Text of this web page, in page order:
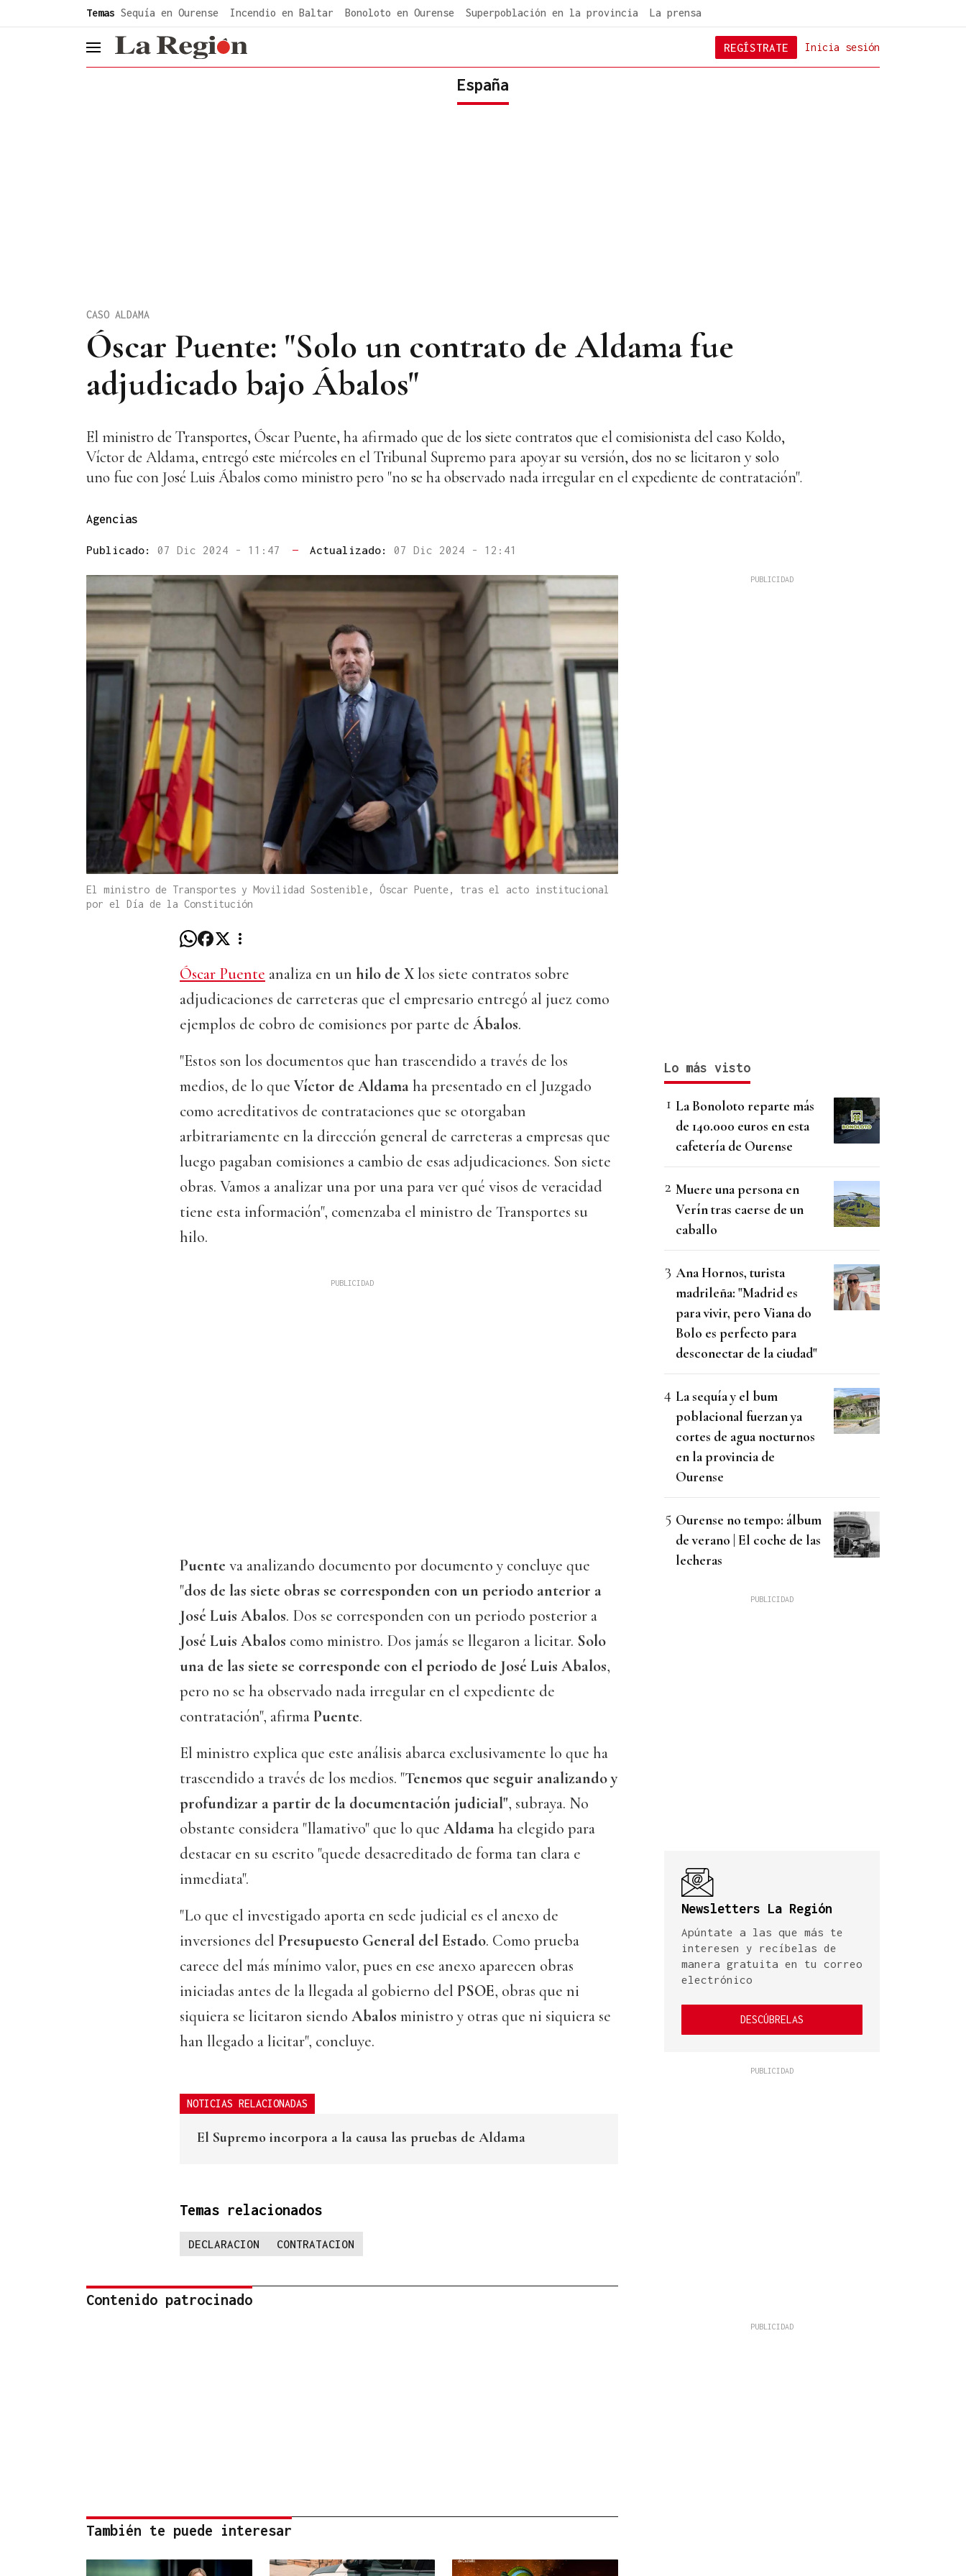
Temas Sequía en Ourense Incendio en Baltar Bonoloto en Ourense Superpoblación en la provincia La prensa
header.menu.open Inicia sesión
REGÍSTRATE
España
Óscar Puente: "Solo un contrato de Aldama fue
adjudicado bajo Ábalos"
CASO ALDAMA
El ministro de Transportes, Óscar Puente, ha afirmado que de los siete contratos que el comisionista del caso Koldo,
Víctor de Aldama, entregó este miércoles en el Tribunal Supremo para apoyar su versión, dos no se licitaron y solo
uno fue con José Luis Ábalos como ministro pero "no se ha observado nada irregular en el expediente de contratación".
Agencias
Publicado: 07 Dic 2024 - 11:47 — Actualizado: 07 Dic 2024 - 12:41
El ministro de Transportes y Movilidad Sostenible, Óscar Puente, tras el acto institucional
por el Día de la Constitución
Óscar Puente analiza en un hilo de Xlos siete contratos sobre
adjudicaciones de carreteras que el empresario entregó al juez como
ejemplos de cobro de comisiones por parte de Ábalos.
"Estos son los documentos que han trascendido a través de los
medios, de lo que Víctor de Aldamaha presentado en el Juzgado
como acreditativos de contrataciones que se otorgaban
arbitrariamente en la dirección general de carreteras a empresas que
luego pagaban comisiones a cambio de esas adjudicaciones. Son siete
obras. Vamos a analizar una por una para ver qué visos de veracidad
tiene esta información", comenzaba el ministro de Transportes su
hilo.
Puente va analizando documento por documento y concluye que
"dos de las siete obras se corresponden con un periodo anterior a
José Luis Abalos. Dos se corresponden con un periodo posterior a
José Luis Abalos como ministro. Dos jamás se llegaron a licitar. Solo
una de las siete se corresponde con el periodo de José Luis Abalos,
pero no se ha observado nada irregular en el expediente de
contratación", afirmaPuente.
El ministro explica que este análisis abarca exclusivamente lo que ha
trascendido a través de los medios. "Tenemos que seguir analizando y
profundizar a partir de la documentación judicial", subraya. No
obstante considera "llamativo" que lo que Aldamaha elegido para
destacar en su escrito "quede desacreditado de forma tan clara e
inmediata".
"Lo que el investigado aporta en sede judicial es el anexo de
inversiones del Presupuesto General del Estado. Como prueba
carece del más mínimo valor, pues en ese anexo aparecen obras
iniciadas antes de la llegada al gobierno del PSOE, obras que ni
siquiera se licitaron siendo Abalos ministro y otras que ni siquiera se
han llegado a licitar", concluye.
NOTICIAS RELACIONADAS
El Supremo incorpora a la causa las pruebas de Aldama
Temas relacionados
DECLARACION CONTRATACION
Contenido patrocinado
También te puede interesar
Lo más visto
La Bonoloto reparte más
de 140.000 euros en esta
cafetería de Ourense
Muere una persona en
Verín tras caerse de un
caballo
Ana Hornos, turista
madrileña: "Madrid es
para vivir, pero Viana do
Bolo es perfecto para
desconectar de la ciudad"
La sequía y el bum
poblacional fuerzan ya
cortes de agua nocturnos
en la provincia de
Ourense
Ourense no tempo: álbum
de verano | El coche de las
lecheras
Newsletters La Región
Apúntate a las que más te
interesen y recíbelas de
manera gratuita en tu correo
electrónico
DESCÚBRELAS